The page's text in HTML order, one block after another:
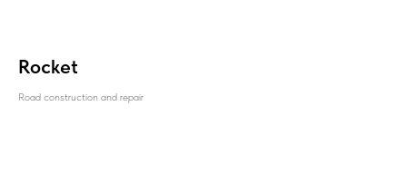
Rocket
Road construction and repair